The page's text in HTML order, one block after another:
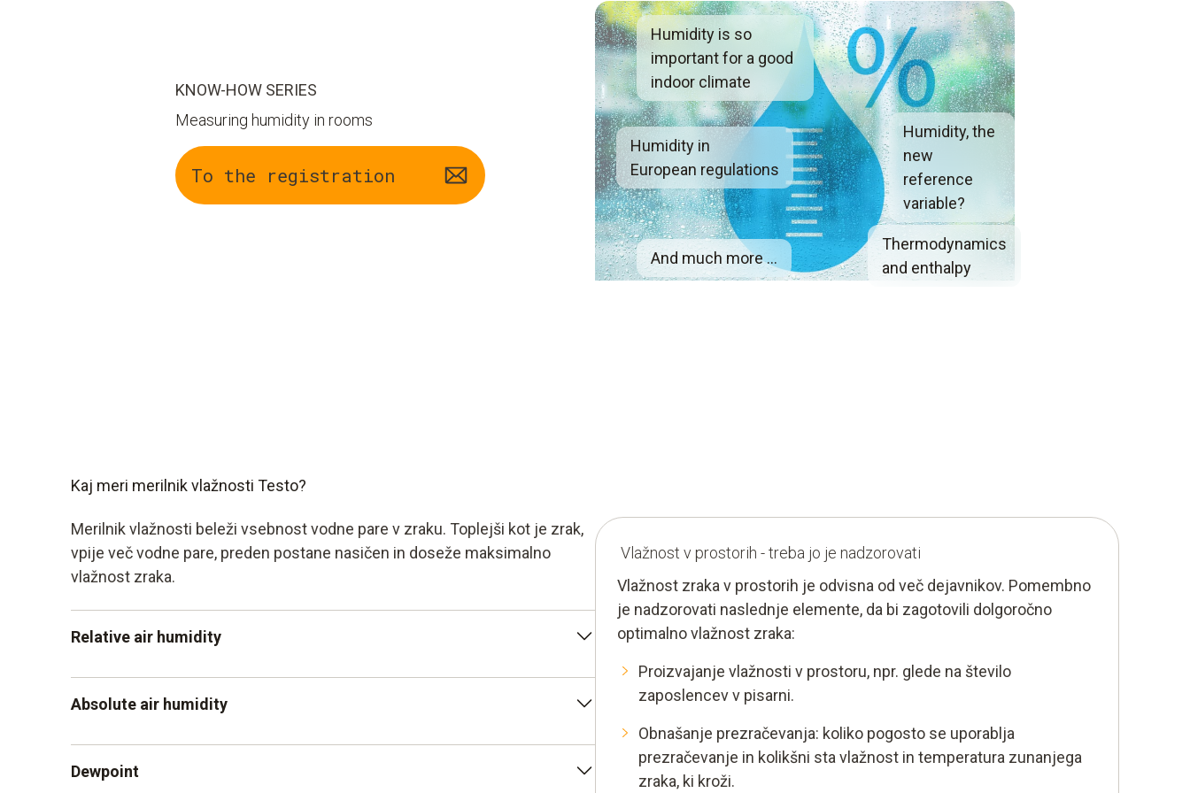
KNOW-HOW SERIES
Measuring humidity in rooms
To the registration
Humidity is so
important for a good
indoor climate
Humidity in
European regulations
Humidity, the
new
reference
variable?
Thermodynamics
and enthalpy
And much more ...
Kaj meri merilnik vlažnosti Testo?
Merilnik vlažnosti beleži vsebnost vodne pare v zraku. Toplejši kot je zrak,
vpije več vodne pare, preden postane nasičen in doseže maksimalno
vlažnost zraka.
Relative air humidity
prisotnost vlažnosti zraka v prostoru glede na maksimalno vlažnost
primer, da je razpon ravni udobja med 30% RH in 65% RH.
Absolute air humidity
prostornini 1 m3. Absolutno vlažnost zraka izrazimo v gramih na kubični
Dewpoint
Vlažnost v prostorih - treba jo je nadzorovati
Vlažnost zraka v prostorih je odvisna od več dejavnikov. Pomembno
je nadzorovati naslednje elemente, da bi zagotovili dolgoročno
optimalno vlažnost zraka:
Proizvajanje vlažnosti v prostoru, npr. glede na število
zaposlencev v pisarni.
Obnašanje prezračevanja: koliko pogosto se uporablja
prezračevanje in kolikšni sta vlažnost in temperatura zunanjega
zraka, ki kroži.